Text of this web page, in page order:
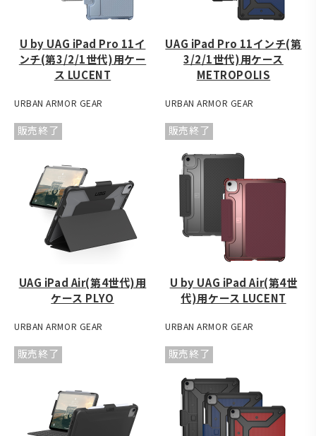
U by UAG iPad Pro 11イ
ンチ(第3/2/1世代)用ケー
ス LUCENT
URBAN ARMOR GEAR
UAG iPad Pro 11インチ(第
3/2/1世代)用ケース
METROPOLIS
URBAN ARMOR GEAR
販売終了
UAG iPad Air(第4世代)用
ケース PLYO
URBAN ARMOR GEAR
販売終了
U by UAG iPad Air(第4世
代)用ケース LUCENT
URBAN ARMOR GEAR
販売終了 販売終了